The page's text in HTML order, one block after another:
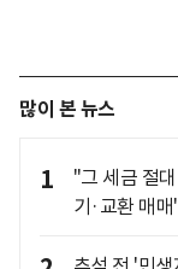
많이 본 뉴스
1
"그 세금 절
기·교환 매